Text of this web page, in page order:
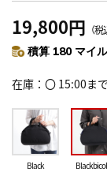
19,800円 （税
積算 180 マイ
在庫 〇 15:00ま
Black